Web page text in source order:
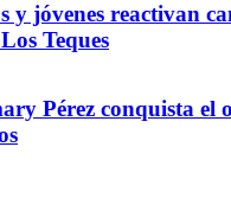
y jóvenes reactivan
Teques
Pérez conquista el